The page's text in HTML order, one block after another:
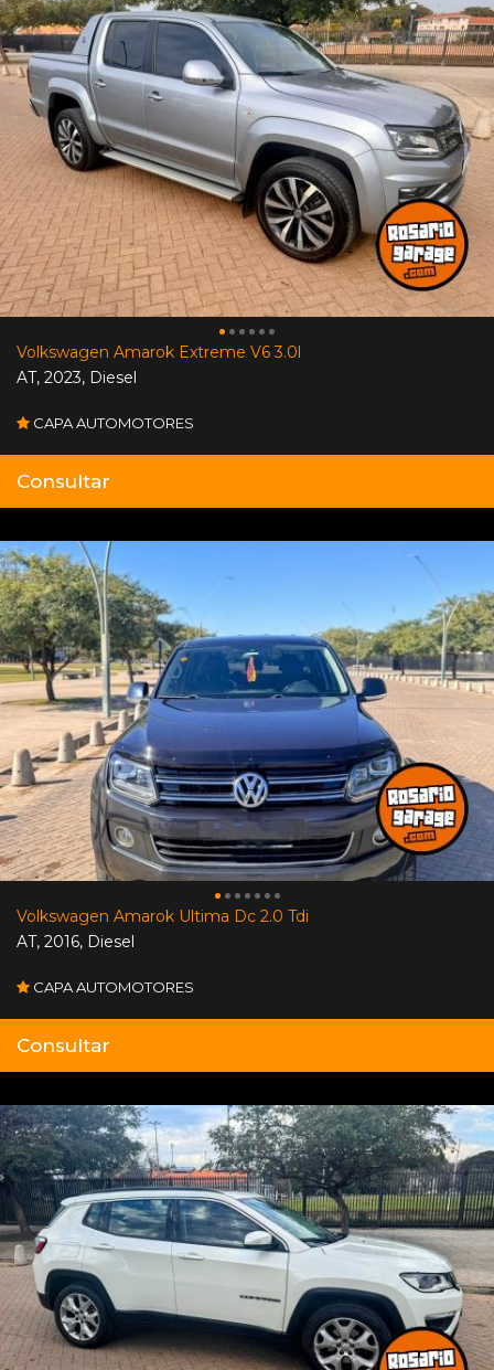
Volkswagen Amarok Extreme V6 3.0l
AT, 2023, Diesel
CAPA AUTOMOTORES
Consultar
Volkswagen Amarok Ultima Dc 2.0 Tdi
AT, 2016, Diesel
CAPA AUTOMOTORES
Consultar